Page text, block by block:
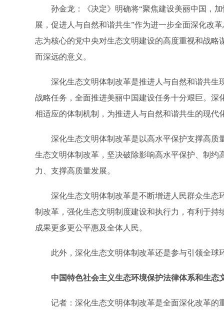
孙金龙：《决定》明确将“聚焦建设美丽中国，加
展，促进人与自然和谐共生”作为进一步全面深化改
志为核心的党中央对生态文明建设的高度重视和战
而深远的意义。
深化生态文明体制改革是推进人与自然和谐共生
战略任务，全面推进美丽中国建设任务十分艰巨。
相适应的体制机制，为推进人与自然和谐共生的现代
深化生态文明体制改革是以高水平保护支撑高质
生态文明体制改革，坚决破除影响高水平保护、制
力、支撑高质量发展。
深化生态文明体制改革是不断增进人民群众生态
制改革，强化生态文明制度建设和执行力，有利于
成果更多更公平惠及全体人民。
此外，深化生态文明体制改革还是参与引领全球
中国特色社会主义生态环境保护法律体系和生态
记者：深化生态文明体制改革是全面深化改革的